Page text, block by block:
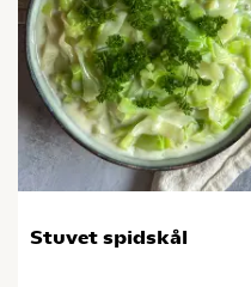
Stuvet spidskål